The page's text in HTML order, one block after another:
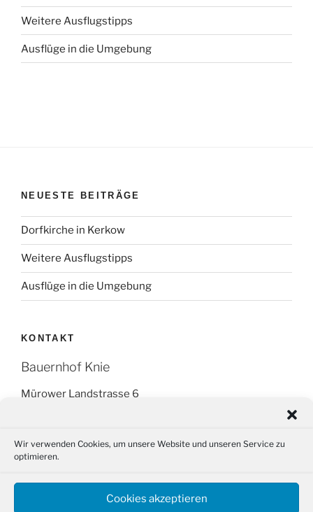
Wir verwenden Cookies, um unsere Website und unseren Service zu
optimieren.
Cookies akzeptieren
Weitere Ausflugstipps
Ausflüge in die Umgebung
NEUESTE BEITRÄGE
Dorfkirche in Kerkow
Weitere Ausflugstipps
Ausflüge in die Umgebung
KONTAKT
Bauernhof Knie
Mürower Landstrasse 6
Tel.: +49 (0) 151 266 595 14
Fax: (03331) 29 87 88